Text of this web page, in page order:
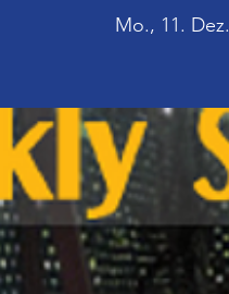
Mo., 11. Dez.